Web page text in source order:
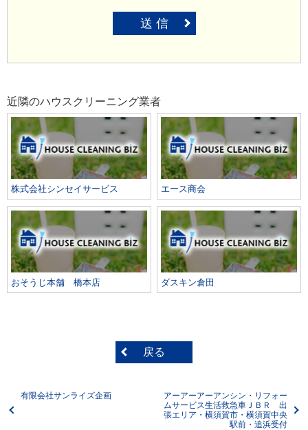
送 信
近隣のハウスクリーニング業者
株式会社シンセイサービス エース商会
おそうじ本舗 橋本店 ダスキン倉田
戻る
有限会社サンライズ企画
アーアーアーアンシン・リフォー
ムサービス生活救急車ＪＢＲ 出
張エリア・横須賀市・横須賀中央
駅前・追浜受付